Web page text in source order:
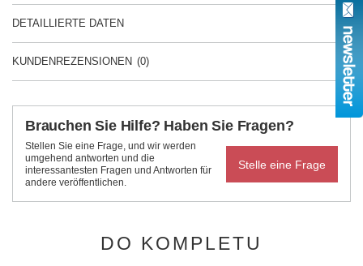
DETAILLIERTE DATEN
KUNDENREZENSIONEN (0)
Brauchen Sie Hilfe? Haben Sie Fragen?
Stellen Sie eine Frage, und wir werden
umgehend antworten und die
interessantesten Fragen und Antworten für
andere veröffentlichen.
Stelle eine Frage
DO KOMPLETU